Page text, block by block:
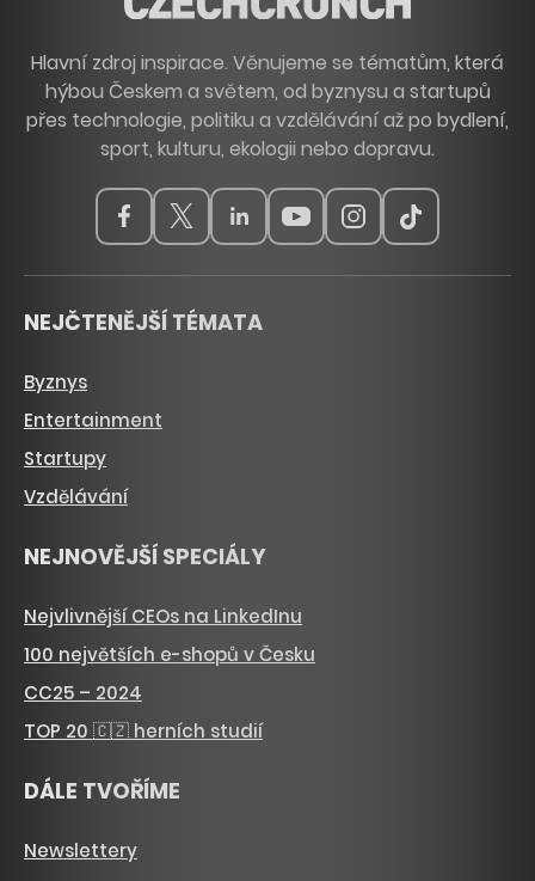
Hlavní zdroj inspirace. Věnujeme se tématům, která
hýbou Českem a světem, od byznysu a startupů
přes technologie, politiku a vzdělávání až po bydlení,
sport, kulturu, ekologii nebo dopravu.
NEJČTENĚJŠÍ TÉMATA
Byznys
Entertainment
Startupy
Vzdělávání
NEJNOVĚJŠÍ SPECIÁLY
Nejvlivnější CEOs na LinkedInu
100 největších e-shopů v Česku
CC25 – 2024
TOP 20 🇨🇿 herních studií
DÁLE TVOŘÍME
Newslettery